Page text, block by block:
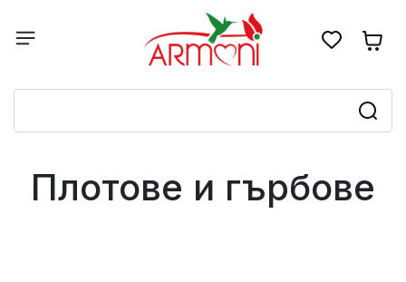
Плотове и гърбове